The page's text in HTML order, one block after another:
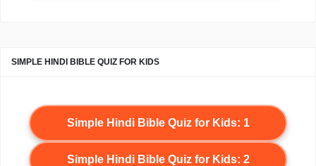
SIMPLE HINDI BIBLE QUIZ FOR KIDS
Simple Hindi Bible Quiz for Kids: 1
Simple Hindi Bible Quiz for Kids: 2